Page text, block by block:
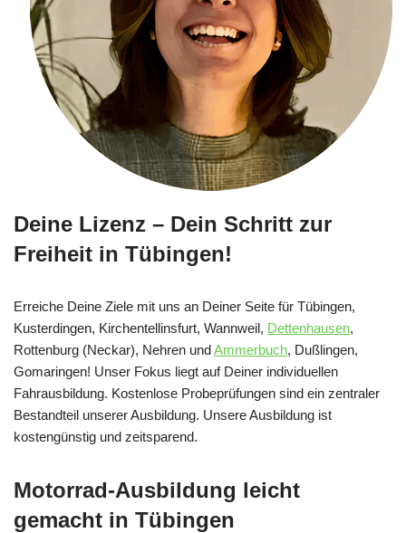
Deine Lizenz – Dein Schritt zur
Freiheit in Tübingen!
Erreiche Deine Ziele mit uns an Deiner Seite für Tübingen,
Kusterdingen, Kirchentellinsfurt, Wannweil, Dettenhausen,
Rottenburg (Neckar), Nehren undAmmerbuch, Dußlingen,
Gomaringen! Unser Fokus liegt auf Deiner individuellen
Fahrausbildung. Kostenlose Probeprüfungen sind ein zentraler
Bestandteil unserer Ausbildung. Unsere Ausbildung ist
kostengünstig und zeitsparend.
Motorrad-Ausbildung leicht
gemacht in Tübingen